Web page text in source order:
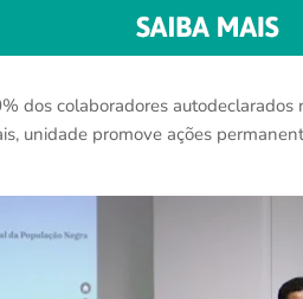
dos colaboradores
unidade promove ações